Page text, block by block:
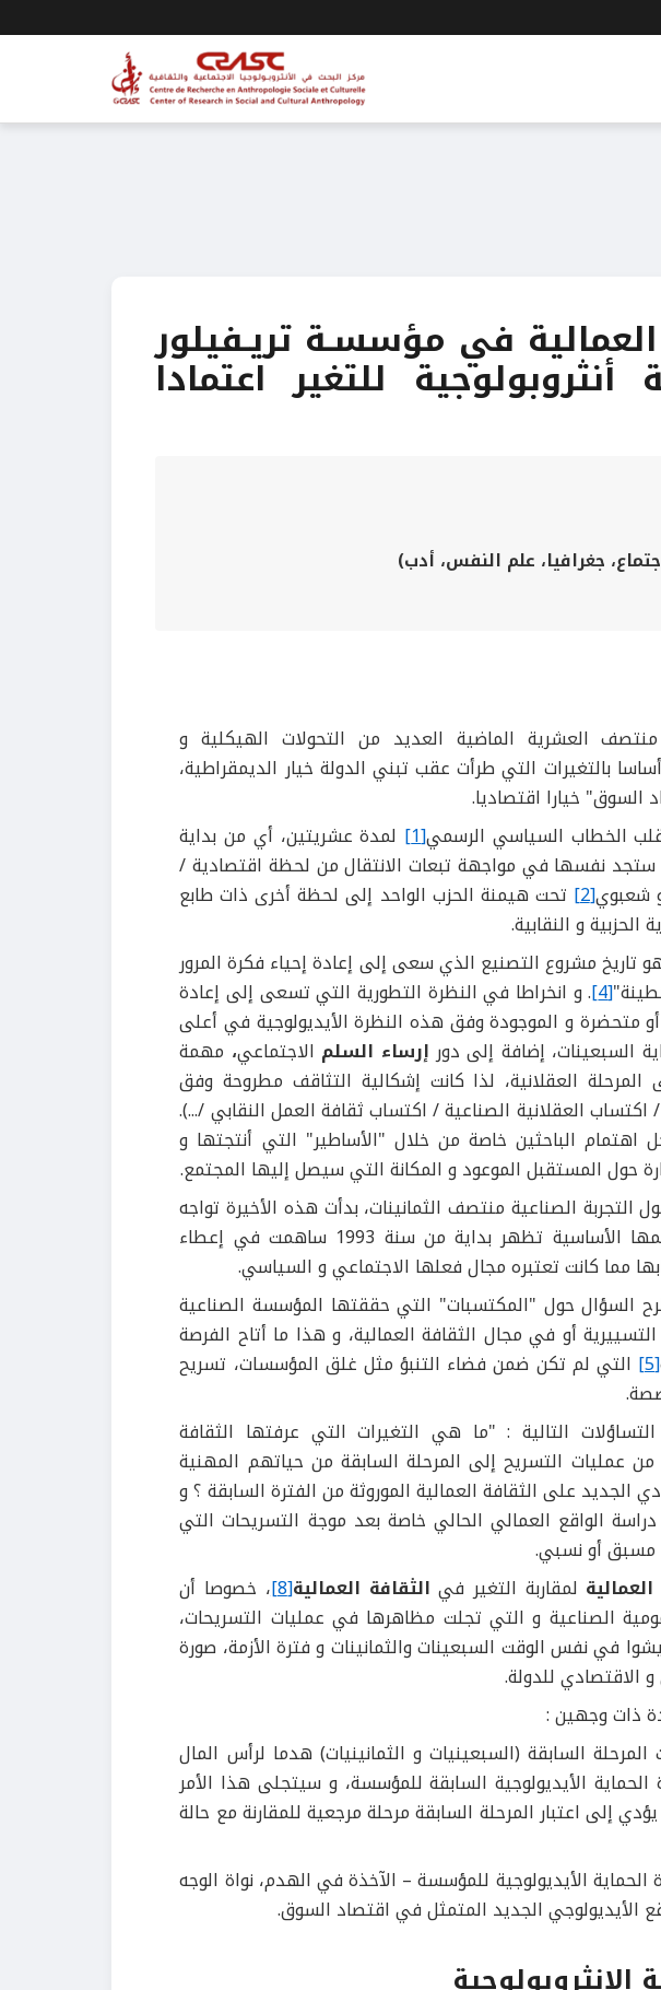
في مؤسسـة تريـفيلور
مقاربة أنثروبولوجية للتغير اعتمادا
العشرية الماضية العديد من التحولات الهيكلية و
بالتغيرات التي طرأت عقب تبني الدولة خيار الديمقراطية،
السوق" خيارا اقتصاديا.
الخطاب السياسي الرسمي[1]
لمدة عشريتين، أي من بداية
ستجد نفسها في مواجهة تبعات الانتقال من لحظة اقتصادية /
شعبوي[2]
تحت هيمنة الحزب الواحد إلى لحظة أخرى ذات طابع
و النقابية.
تاريخ مشروع التصنيع الذي سعى إلى إعادة إحياء فكرة المرور
[4] . و انخراطا في النظرة التطورية التي تسعى إلى إعادة
متحضرة و الموجودة وفق هذه النظرة الأيديولوجية في أعلى
السبعينات، إضافة إلى دور إرساء السلم الاجتماعي، مهمة
العقلانية، لذا كانت إشكالية التثاقف مطروحة وفق
العقلانية الصناعية / اكتساب ثقافة العمل النقابي /...).
اهتمام الباحثين خاصة من خلال "الأساطير" التي أنتجتها و
حول المستقبل الموعود و المكانة التي سيصل إليها المجتمع.
الصناعية منتصف الثمانينات، بدأت هذه الأخيرة تواجه
مصيرها، كما أن الأزمة التي بدأت معالمها الأساسية تظهر بداية من سنة 1993 ساهمت في إعطاء
مما كانت تعتبره مجال فعلها الاجتماعي و السياسي.
السؤال حول "المكتسبات" التي حققتها المؤسسة الصناعية
أو في مجال الثقافة العمالية، و هذا ما أتاح الفرصة
[5]
التي لم تكن ضمن فضاء التنبؤ مثل غلق المؤسسات، تسريح
التالية : "ما هي التغيرات التي عرفتها الثقافة
عمليات التسريح إلى المرحلة السابقة من حياتهم المهنية
الجديد على الثقافة العمالية الموروثة من الفترة السابقة ؟ و
الواقع العمالي الحالي خاصة بعد موجة التسريحات التي
مسبق أو نسبي.
العمالية لمقاربة التغير في الثقافة العمالية[8] ، خصوصا أن
الصناعية و التي تجلت مظاهرها في عمليات التسريحات،
في نفس الوقت السبعينات والثمانينات و فترة الأزمة، صورة
الاقتصادي للدولة.
ذات وجهين :
المرحلة السابقة (السبعينيات و الثمانينيات) هدما لرأس المال
الأيديولوجية السابقة للمؤسسة، و سيتجلى هذا الأمر
إلى اعتبار المرحلة السابقة مرحلة مرجعية للمقارنة مع حالة
الأيديولوجية للمؤسسة – الآخذة في الهدم، نواة الوجه
الأيديولوجي الجديد المتمثل في اقتصاد السوق.